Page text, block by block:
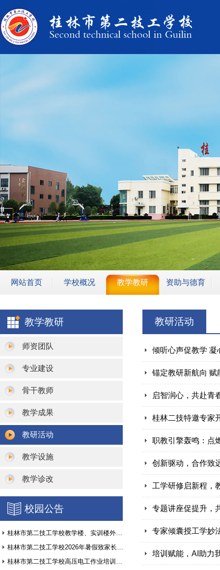
网站首页 学校概况
学校领导
教学教研 资助与德育
安全教育
校园安保
教学教研
师资团队
专业建设
骨干教师
教学成果
教研活动
教学设施
教学诊改
校园公告
桂林市第二技工学校教学楼、实训楼外墙翻新项目询价公告
桂林市第二技工学校2026年暑假致家长和学生的一封信
桂林市第二技工学校高压电工作业培训基地建设方案征集公告
教研活动
倾听心声促教学
锚定教研新航向
启智润心，共赴
桂林二技特邀专家
职教引擎轰鸣：点
创新驱动，合作
工学研修启新程，
专题讲座促提升，
专家倾囊授工学妙
培训赋能，AI助力